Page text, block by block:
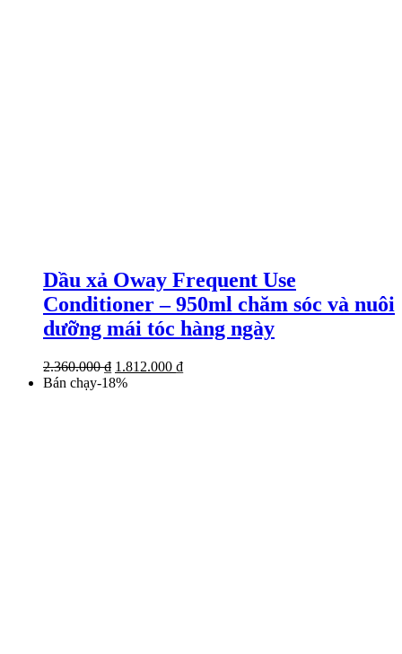
Dầu xả Oway Frequent Use
Conditioner – 950ml chăm sóc và nuôi
dưỡng mái tóc hàng ngày
2.360.000₫ Giá
gốc
1.812.000 ₫Giá
Bán chạy-18%